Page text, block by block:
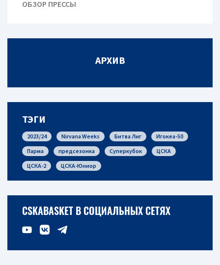
ОБЗОР ПРЕССЫ
АРХИВ
ТЭГИ
2023/24 Nirvana Weeks Битва Лиг
Игокеа-50
Парма
предсезонка Суперкубок
ЦСКА
ЦСКА-2
ЦСКА-Юниор
CSKABASKET В СОЦИАЛЬНЫХ СЕТЯХ